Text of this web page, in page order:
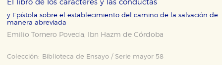
El libro de los caracteres y las conductas
y Epístola sobre el establecimiento del camino de la salvación de
manera abreviada
Emilio Tornero Poveda, Ibn Hazm de Córdoba
Colección:
Biblioteca de Ensayo / Serie mayor 58